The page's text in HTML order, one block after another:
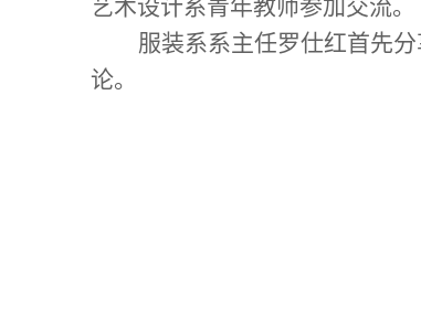
艺术设计系青年教师参加交流。
服装系系主任罗仕红首先
论。